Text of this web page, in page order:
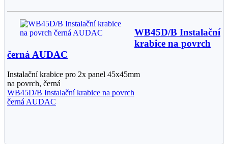
WB45D/B Instalační
krabice na povrch
černá AUDAC
Instalační krabice pro 2x panel 45x45mm
na povrch, černá
WB45D/B Instalační krabice na povrch
černá AUDAC